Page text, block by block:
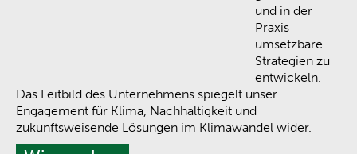
und in der
Praxis
umsetzbare
Strategien zu
entwickeln.
Das Leitbild des Unternehmens spiegelt unser
Engagement für Klima, Nachhaltigkeit und
zukunftsweisende Lösungen im Klimawandel wider.